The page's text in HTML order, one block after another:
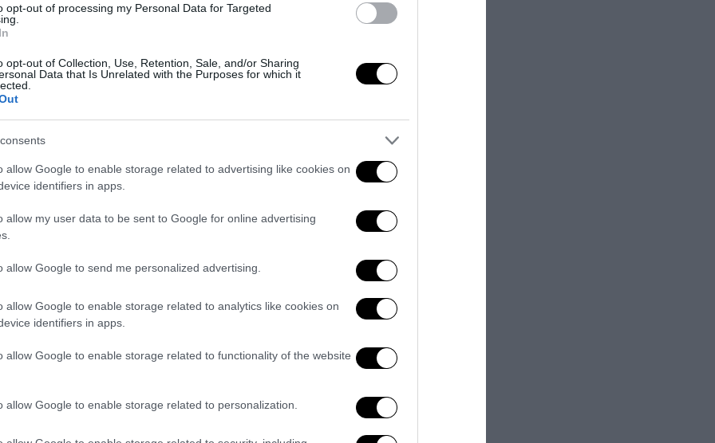
opt-out of processing my Personal Data for Targeted
opt-out of Collection, Use, Retention, Sale, and/or Sharing
Data that Is Unrelated with the Purposes for which it
allow Google to enable storage related to advertising like cookies on
identifiers in apps.
allow my user data to be sent to Google for online advertising
allow Google to send me personalized advertising.
allow Google to enable storage related to analytics like cookies on
identifiers in apps.
allow Google to enable storage related to functionality of the website
allow Google to enable storage related to personalization.
I primi due colloqui da ministro sono stati con Massimiliano Latorre e Salvatore
la
Anche se già il nostro Cavalier sembra pronto alla pugna
. Prendiamo
le prime dichiarazioni rilasciate alla stampa dopo il passaggio di consegne.
Mogherini per il suo ruolo di Lady Pesc. Abbiamo avuto un colloquio
circa tre ore sui dossier più urgenti. Si è parlato dei principali dossier: le crisi in